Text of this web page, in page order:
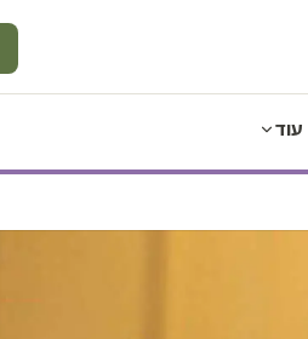
עוד